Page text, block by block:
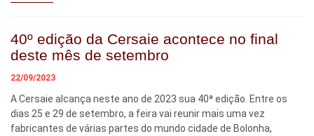
40º edição da Cersaie acontece no final
deste mês de setembro
22/09/2023
A Cersaie alcança neste ano de 2023 sua 40ª edição. Entre os
dias 25 e 29 de setembro, a feira vai reunir mais uma vez
fabricantes de várias partes do mundo cidade de Bolonha,